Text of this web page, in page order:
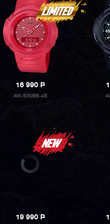
16 990P
AW-500BB-4E
19 990P